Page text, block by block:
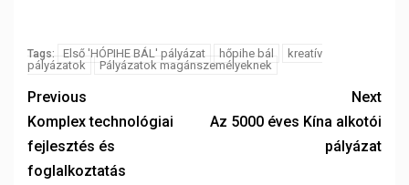
Tags: Első 'HÓPIHE BÁL' pályázat hőpihe bál
kreatív
pályázatok
Pályázatok magánszemélyeknek
Previous
Komplex technológiai
fejlesztés és
foglalkoztatás
Next
Az 5000 éves Kína alkotói
pályázat